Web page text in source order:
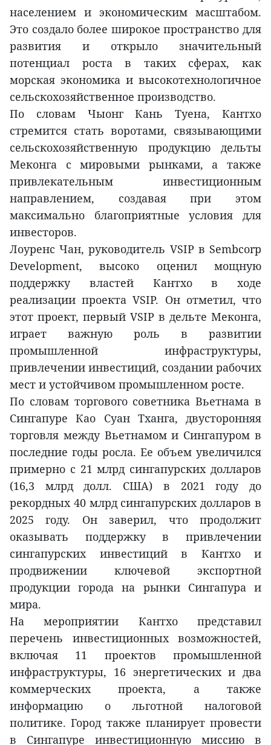
населением и экономическим масштабом.
Это создало более широкое пространство для
развития и открыло значительный
потенциал роста в таких сферах, как
морская экономика и высокотехнологичное
сельскохозяйственное производство.
По словам Чыонг Кань Туена, Кантхо
стремится стать воротами, связывающими
сельскохозяйственную продукцию дельты
Меконга с мировыми рынками, а также
привлекательным инвестиционным
направлением, создавая при этом
максимально благоприятные условия для
инвесторов.
Лоуренс Чан, руководитель VSIP в Sembcorp
Development, высоко оценил мощную
поддержку властей Кантхо в ходе
реализации проекта VSIP. Он отметил, что
этот проект, первый VSIP в дельте Меконга,
играет важную роль в развитии
промышленной инфраструктуры,
привлечении инвестиций, создании рабочих
мест и устойчивом промышленном росте.
По словам торгового советника Вьетнама в
Сингапуре Као Суан Тханга, двусторонняя
торговля между Вьетнамом и Сингапуром в
последние годы росла. Ее объем увеличился
примерно с 21 млрд сингапурских долларов
(16,3 млрд долл. США) в 2021 году до
рекордных 40 млрд сингапурских долларов в
2025 году. Он заверил, что продолжит
оказывать поддержку в привлечении
сингапурских инвестиций в Кантхо и
продвижении ключевой экспортной
продукции города на рынки Сингапура и
мира.
На мероприятии Кантхо представил
перечень инвестиционных возможностей,
включая 11 проектов промышленной
инфраструктуры, 16 энергетических и два
коммерческих проекта, а также
информацию о льготной налоговой
политике. Город также планирует провести
в Сингапуре инвестиционную миссию в